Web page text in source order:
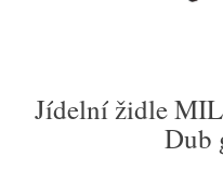
Jídelní židle
Dub